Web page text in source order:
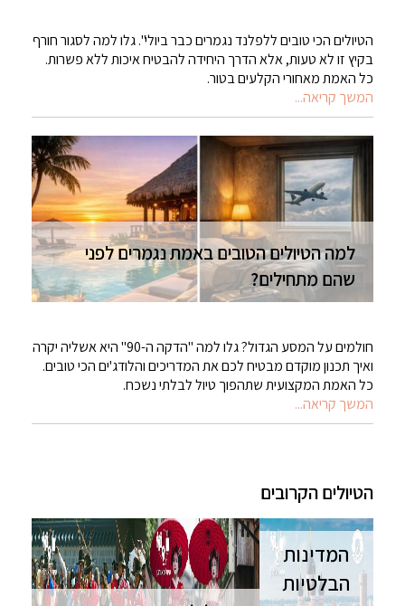
הטיולים הכי טובים ללפלנד נגמרים כבר ביולי". גלו למה לסגור חורף
בקיץ זו לא טעות, אלא הדרך היחידה להבטיח איכות ללא פשרות.
כל האמת מאחורי הקלעים בטור.
המשך קריאה...
למה הטיולים הטובים באמת נגמרים לפני
שהם מתחילים?
חולמים על המסע הגדול? גלו למה "הדקה ה-90" היא אשליה יקרה
ואיך תכנון מוקדם מבטיח לכם את המדריכים והלודג'ים הכי טובים.
כל האמת המקצועית שתהפוך טיול לבלתי נשכח.
המשך קריאה...
הטיולים הקרובים
המדינות
הבלטיות